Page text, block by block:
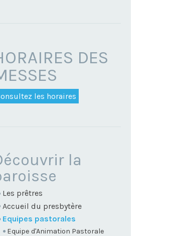
DES
les horaires
la
Les prêtres
Accueil du presbytère
Equipes pastorales
Equipe d'Animation Pastorale